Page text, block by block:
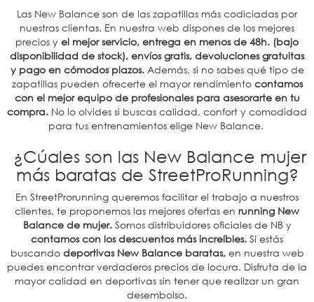
Las New Balance son de las zapatillas más codiciadas por
nuestras clientas. En nuestra web dispones de los mejores
precios y el mejor servicio, entrega en menos de 48h. (bajo
disponibilidad de stock), envíos gratis, devoluciones gratuitas
y pago en cómodos plazos.Además, si no sabes qué tipo de
zapatillas pueden ofrecerte el mayor rendimiento contamos
con el mejor equipo de profesionales para asesorarte en tu
compra. No lo olvides si buscas calidad, confort y comodidad
para tus entrenamientos elige New Balance.
¿Cúales son las New Balance mujer
más baratas de StreetProRunning?
En StreetProrunning queremos facilitar el trabajo a nuestros
clientes, te proponemos las mejores ofertas en running New
Balance de mujer.Somos distribuidores oficiales de NB y
contamos con los descuentos más increíbles. Si estás
buscandodeportivas New Balance baratas,en nuestra web
puedes encontrar verdaderos precios de locura. Disfruta de la
mayor calidad en deportivas sin tener que realizar un gran
desembolso.